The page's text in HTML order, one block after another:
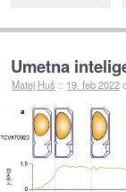
Umetna
Matej Huš :: 19. feb 2022